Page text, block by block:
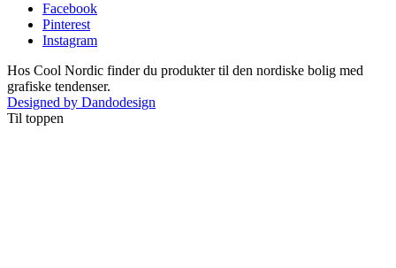
Facebook
Pinterest
Instagram
Hos Cool Nordic finder du produkter til den nordiske bolig med
grafiske tendenser.
Designed by Dandodesign
Til toppen